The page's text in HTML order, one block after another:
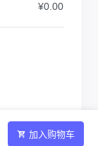
¥0.00
加入购物车